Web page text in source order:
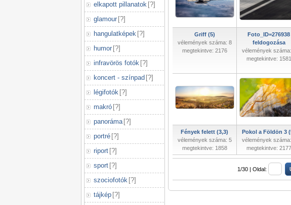
elkapott pillanatok [?]
glamour [?]
hangulatképek [?]
humor [?]
infravörös fotók [?]
koncert - színpad [?]
légifotók [?]
makró [?]
panoráma [?]
portré [?]
riport [?]
sport [?]
szociofotók [?]
tájkép [?]
Griff (5)
vélemények száma: 8
megtekintve: 2176
Foto_ID=276938
feldogozása
vélemények
megtekintve: 1581
Fények felett (3,3)
vélemények száma: 5
megtekintve: 1858
Pokol a Földön 3
vélemények
megtekintve: 2177
1/30 | Oldal: